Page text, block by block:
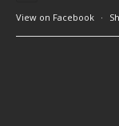
View on Facebook ·